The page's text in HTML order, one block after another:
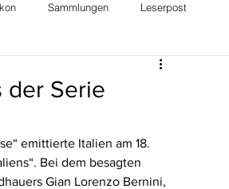
Sammlungen Leserpost
der Serie
emittierte Italien am 18.
Bei dem besagten
Gian Lorenzo Bernini,